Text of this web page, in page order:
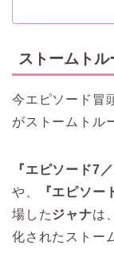
ストームト
今エピソード冒
がストームトル
『エピソード7
や、
『エピソー
場したジャナは
化されたストー